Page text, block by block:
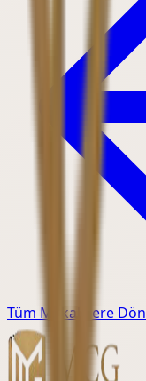
Tüm Makalelere Dön